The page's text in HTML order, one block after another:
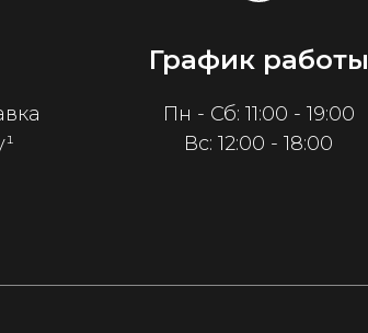
График работы
Пн - Сб: 11:00 - 19:00
Вс: 12:00 - 18:00